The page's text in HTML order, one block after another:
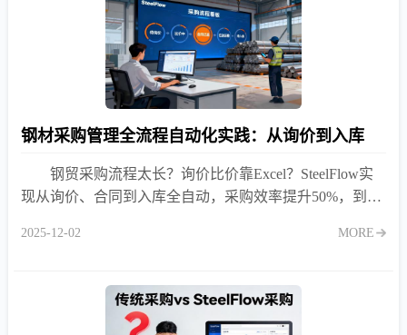
钢材采购管理全流程自动化实践：从询价到入库
钢贸采购流程太长？询价比价靠Excel？SteelFlow实
现从询价、合同到入库全自动，采购效率提升50%，到货
2025-12-02 MORE